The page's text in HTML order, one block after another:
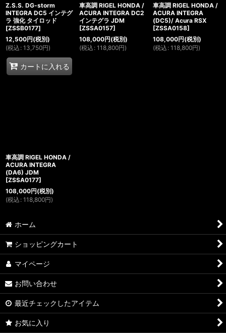
Z.S.S. DG-storm
INTEGRA DC5 インテグ
ラ 強化 タイロッド
[ZSSB0177]
12,500円(税別)
(税込 : 13,750円)
カートに入れる
車高調 RIGEL HONDA /
ACURA INTEGRA DC2
インテグラ JDM
[ZSSA0157]
108,000円(税別)
(税込 : 118,800円)
車高調 RIGEL HONDA /
ACURA INTEGRA
(DC5)/ Acura RSX
[ZSSA0158]
108,000円(税別)
(税込 : 118,800円)
車高調 RIGEL HONDA /
ACURA INTEGRA
(DA6) JDM
[ZSSA0177]
108,000円(税別)
(税込 : 118,800円)
ホーム
ショッピングカート
マイページ
お問い合わせ
最近チェックしたアイテム
お気に入り